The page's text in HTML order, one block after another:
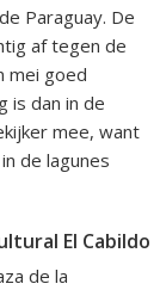
Paraguay. De
af tegen de
mei goed
is dan in de
mee, want
de lagunes
El Cabildo
de la